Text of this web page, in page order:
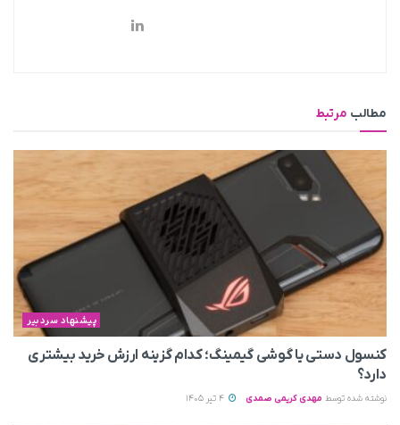
مطالب مرتبط
پیشنهاد سردبیر
کنسول دستی یا گوشی گیمینگ؛ کدام گزینه ارزش خرید بیشتری
دارد؟
نوشته شده توسط مهدی کریمی صمدی